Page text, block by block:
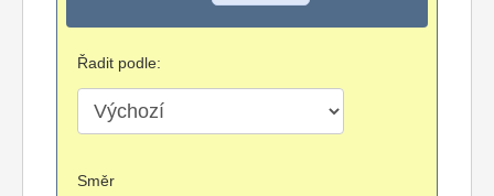
Řadit podle:
Směr